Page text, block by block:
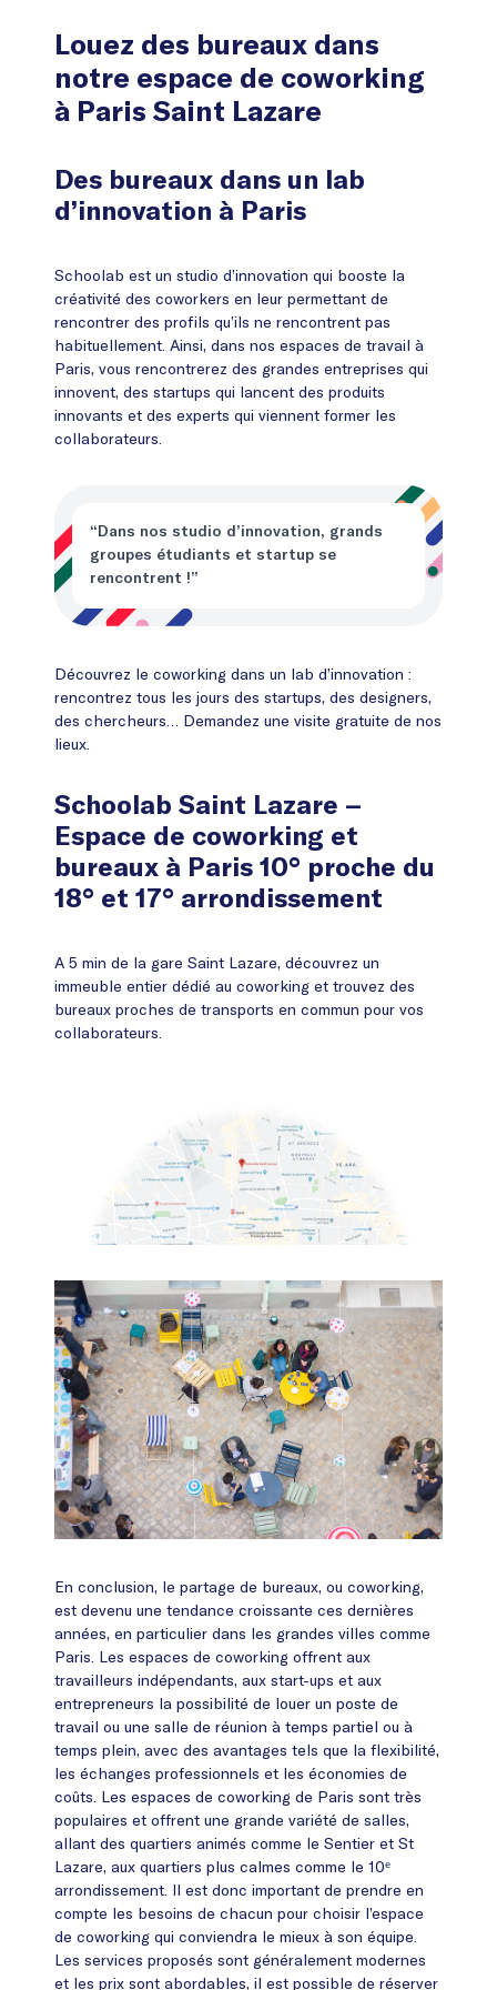
Louez des bureaux dans
notre espace de coworking
à Paris Saint Lazare
Des bureaux dans un lab
d’innovation à Paris
Schoolab est un studio d’innovation qui booste la
créativité des coworkers en leur permettant de
rencontrer des profils qu’ils ne rencontrent pas
habituellement. Ainsi, dans nos espaces de travail à
Paris, vous rencontrerez des grandes entreprises qui
innovent, des startups qui lancent des produits
innovants et des experts qui viennent former les
collaborateurs.
“Dans nos studio d’innovation, grands
groupes étudiants et startup se
rencontrent !”
Découvrez le coworking dans un lab d’innovation :
rencontrez tous les jours des startups, des designers,
des chercheurs… Demandez une visite gratuite de nos
lieux.
Schoolab Saint Lazare –
Espace de coworking et
bureaux à Paris 10° proche du
18° et 17° arrondissement
A 5 min de la gare Saint Lazare, découvrez un
immeuble entier dédié au coworking et trouvez des
bureaux proches de transports en commun pour vos
collaborateurs.
En conclusion, le partage de bureaux, ou coworking,
est devenu une tendance croissante ces dernières
années, en particulier dans les grandes villes comme
Paris. Les espaces de coworking offrent aux
travailleurs indépendants, aux start-ups et aux
entrepreneurs la possibilité de louer un poste de
travail ou une salle de réunion à temps partiel ou à
temps plein, avec des avantages tels que la flexibilité,
les échanges professionnels et les économies de
coûts. Les espaces de coworking de Paris sont très
populaires et offrent une grande variété de salles,
allant des quartiers animés comme le Sentier et St
Lazare, aux quartiers plus calmes comme le 10ᵉ
arrondissement. Il est donc important de prendre en
compte les besoins de chacun pour choisir l’espace
de coworking qui conviendra le mieux à son équipe.
Les services proposés sont généralement modernes
et les prix sont abordables, il est possible de réserver